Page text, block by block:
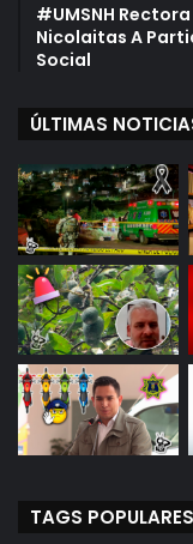
#UMSNH
Nicolaitas A
Social
ÚLTIMAS
TAGS POPULARES